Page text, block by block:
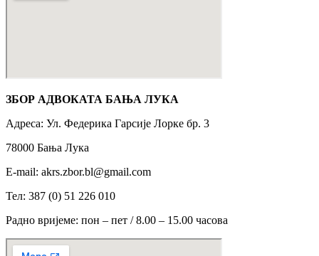
ЗБОР АДВОКАТА БАЊА ЛУКА
Адреса: Ул. Федерика Гарсије Лорке бр. 3
78000 Бања Лука
Е-mail: akrs.zbor.bl@gmail.com
Тел: 387 (0) 51 226 010
Радно вријеме: пон – пет / 8.00 – 15.00 часова